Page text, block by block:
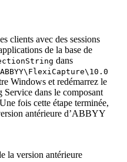
clients avec des sessions
de la base de
dans
Windows et redémarrez le
dans le composant
fois cette étape terminée,
antérieure d’ABBYY
la version antérieure